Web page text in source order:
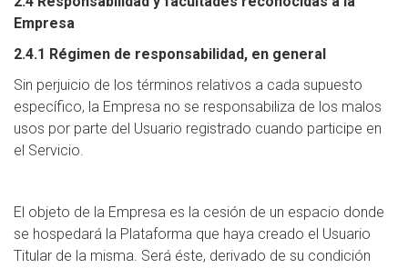
Empresa
2.4.1 Régimen de responsabilidad, en general
Sin perjuicio de los términos relativos a cada supuesto
específico, la Empresa no se responsabiliza de los malos
usos por parte del Usuario registrado cuando participe en
el Servicio.
El objeto de la Empresa es la cesión de un espacio donde
se hospedará la Plataforma que haya creado el Usuario
Titular de la misma. Será éste, derivado de su condición